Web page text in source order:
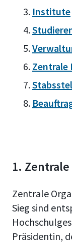
Institute
Zentrale
1.
Zentrale
Sieg sind
Präsidentin,